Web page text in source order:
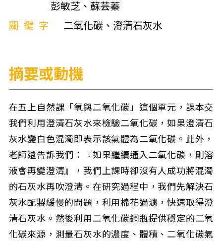
彭敏芝、蘇芸蓁
關鍵字
二氧化碳、澄清石灰水
摘要或動機
在五上自然課「氧與二氧化碳」這個單元，課本交
我們利用澄清石灰水來檢驗二氧化碳，如果澄清石
灰水變白色混濁即表示該氣體為二氧化碳。此外，
老師還告訴我們：『如果繼續通入二氧化碳，則溶
液會再變澄清』，我們上課時卻沒有人成功將混濁
的石灰水再吹澄清。在研究過程中，我們先解決石
灰水配製緩慢的問題，利用棉花過濾，快速取得澄
清石灰水。然後利用二氧化碳鋼瓶提供穩定的二氧
化碳來源，測量石灰水的濃度、體積、二氧化碳氣